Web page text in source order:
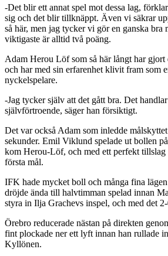
-Det blir ett annat spel mot dessa lag,
sig och det blir tillknäppt. Även vi säkrar
så här, men jag tycker vi gör en ganska bra
viktigaste är alltid två poäng.
Adam Herou Löf som så här långt har gjort
och har med sin erfarenhet klivit fram som
nyckelspelare.
-Jag tycker själv att det gått bra. Det
självförtroende, säger han försiktigt.
Det var också Adam som inledde
sekunder. Emil Viklund spelade ut bollen
kom Herou-Löf, och med ett perfekt tillslag
första mål.
IFK hade mycket boll och många fina
dröjde ända till halvtimman spelad innan
styra in Ilja Grachevs inspel, och med det
Örebro reducerade nästan på direkten
fint plockade ner ett lyft innan han rullade
Kyllönen.